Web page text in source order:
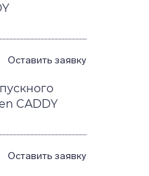
Оставить заявку
CADDY
Оставить заявку